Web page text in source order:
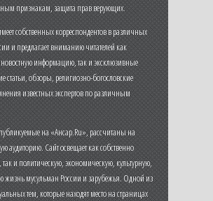
признакам, защита прав верующих.
собственных корреспондентов в различных
и предлагает вниманию читателей как
информацию, так и эксклюзивные
статьи, обзоры, религиозно-богословские
известных экспертов по различным
на «Ансар.Ru», рассчитаны на
аудиторию. Сайт освещает как собственно
и политическую, экономическую, культурную,
жизнь мусульман России и зарубежья. Одной из
тем, которые находят место на страницах